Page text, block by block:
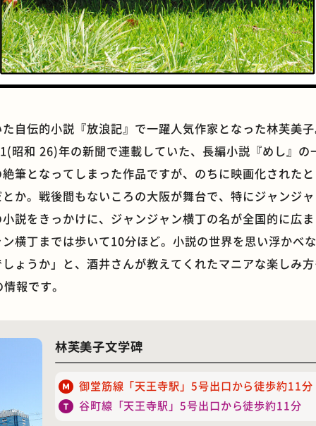
ホテル
自伝的小説『放浪記』で一躍人気作家となった林芙美
昭和 26)年の新聞で連載していた、長編小説『めし』の
絶筆となってしまった作品ですが、のちに映画化された
か。戦後間もないころの大阪が舞台で、特にジャンジ
説をきっかけに、ジャンジャン横丁の名が全国的に広
ン横丁までは歩いて10分ほど。小説の世界を思い浮かべ
ょうか」と、酒井さんが教えてくれたマニアな楽しみ
報です。
林芙美子文学碑
御堂筋線「天王寺駅」5号出口から徒歩約11分
谷町線「天王寺駅」5号出口から徒歩約11分